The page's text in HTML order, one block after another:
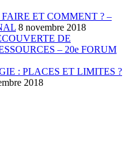
ET COMMENT ? –
8 novembre 2018
DE
– 20e FORUM
: PLACES ET LIMITES ?
2018